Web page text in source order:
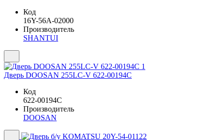
Код
16Y-56A-02000
Производитель
SHANTUI
Дверь DOOSAN 255LC-V 622-00194C
Код
622-00194C
Производитель
DOOSAN